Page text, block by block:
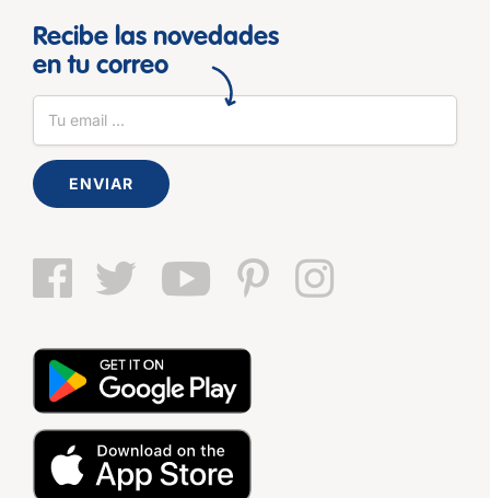
Recibe las novedades
en tu correo
ENVIAR